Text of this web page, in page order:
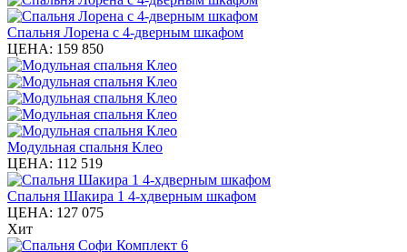
Спальня Лорена с 4-дверным шкафом
ЦЕНА: 159 850
Модульная спальня Клео
ЦЕНА: 112 519
Спальня Шакира 1 4-хдверным шкафом
ЦЕНА: 127 075
Хит